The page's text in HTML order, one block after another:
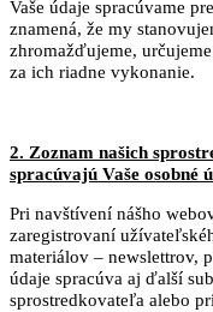
Vaše údaje spracúvame
znamená, že my
zhromažďujeme,
za ich riadne vykonanie.
2. Zoznam našich
spracúvajú Vaše osobné
Pri navštívení nášho
zaregistrovaní
materiálov – newslettrov,
údaje spracúva aj ďalší
sprostredkovateľa alebo